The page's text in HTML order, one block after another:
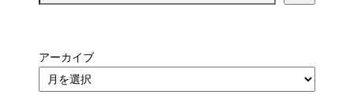
アーカイブ